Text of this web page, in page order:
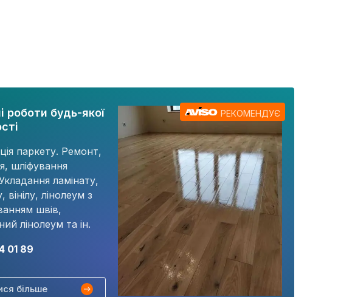
роботи будь-якої
паркету. Ремонт,
шліфування
ламінату,
вінілу, лінолеум з
швів,
лінолеум та ін.
01 89
більше
РЕКОМЕНДУЄ